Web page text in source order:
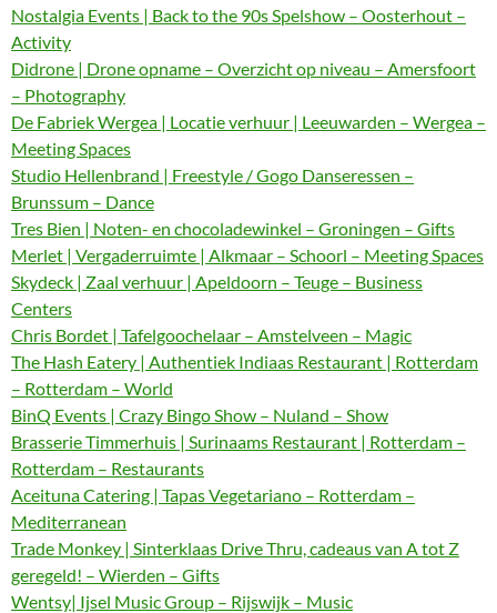
Nostalgia Events | Back to the 90s Spelshow – Oosterhout –
Activity
Didrone | Drone opname – Overzicht op niveau – Amersfoort
– Photography
De Fabriek Wergea | Locatie verhuur | Leeuwarden – Wergea –
Meeting Spaces
Studio Hellenbrand | Freestyle / Gogo Danseressen –
Brunssum – Dance
Tres Bien | Noten- en chocoladewinkel – Groningen – Gifts
Merlet | Vergaderruimte | Alkmaar – Schoorl – Meeting Spaces
Skydeck | Zaal verhuur | Apeldoorn – Teuge – Business
Centers
Chris Bordet | Tafelgoochelaar – Amstelveen – Magic
The Hash Eatery | Authentiek Indiaas Restaurant | Rotterdam
– Rotterdam – World
BinQ Events | Crazy Bingo Show – Nuland – Show
Brasserie Timmerhuis | Surinaams Restaurant | Rotterdam –
Rotterdam – Restaurants
Aceituna Catering | Tapas Vegetariano – Rotterdam –
Mediterranean
Trade Monkey | Sinterklaas Drive Thru, cadeaus van A tot Z
geregeld! – Wierden – Gifts
Wentsy| Ijsel Music Group – Rijswijk – Music